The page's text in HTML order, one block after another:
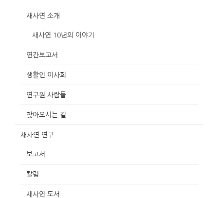
새사연 소개
새사연 10년의 이야기
연간보고서
생활인 이사회
연구원 사람들
찾아오시는 길
새사연 연구
보고서
칼럼
새사연 도서